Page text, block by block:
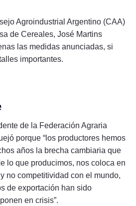
Agroindustrial Argentino (CAA)
de Cereales, José Martins
las medidas anunciadas, si
importantes.
de la Federación Agraria
porque “los productores hemos
años la brecha cambiaria que
lo que producimos, nos coloca en
no competitividad con el mundo,
de exportación han sido
en crisis”.